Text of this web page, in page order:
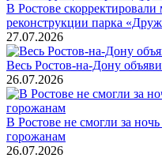
В Ростове
реконструкции парка
27.07.2026
Весь Ростов-на-Дону
26.07.2026
В Ростове не смогли за
горожанам
26.07.2026